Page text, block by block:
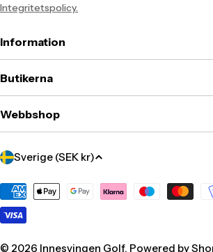
Integritetspolicy.
Information
Butikerna
Webbshop
Translation
sv.localization.country_label
Sverige (SEK kr)
Translation
missing:
sv.general.payment.methods
© 2026 Innesvingen Golf. Powered by